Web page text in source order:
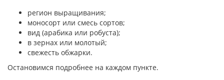
регион выращивания;
моносорт или смесь сортов;
вид (арабика или робуста);
в зернах или молотый;
свежесть обжарки.
Остановимся подробнее на каждом пункте.